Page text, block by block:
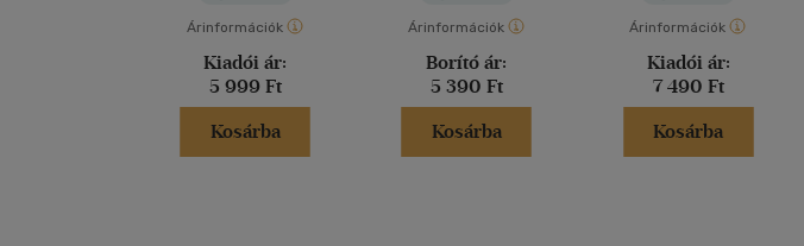
Árinformációk
Kiadói ár:
5 999 Ft
Kosárba
Árinformációk
Borító ár:
5 390 Ft
Kosárba
Árinformációk
Kiadói ár:
7 490 Ft
Kosárba